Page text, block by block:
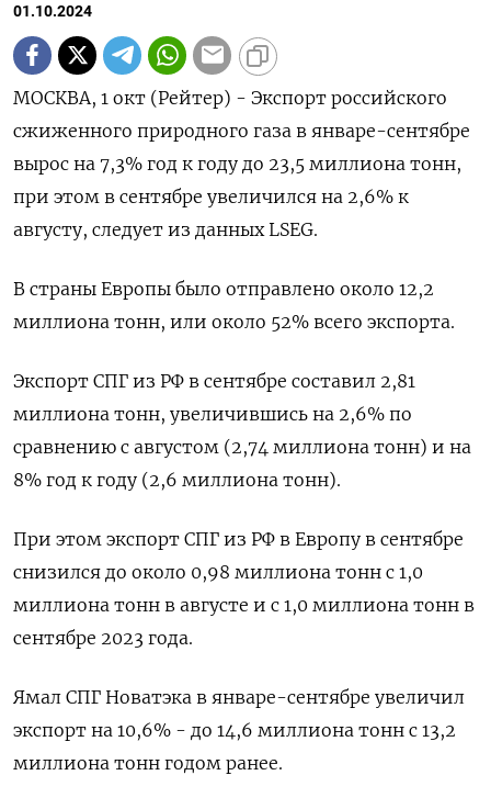
01.10.2024
МОСКВА, 1 окт (Рейтер) - Экспорт российского
сжиженного природного газа в январе-сентябре
вырос на 7,3% год к году до 23,5 миллиона тонн,
при этом в сентябре увеличился на 2,6% к
августу, следует из данных LSEG.
В страны Европы было отправлено около 12,2
миллиона тонн, или около 52% всего экспорта.
Экспорт СПГ из РФ в сентябре составил 2,81
миллиона тонн, увеличившись на 2,6% по
сравнению с августом (2,74 миллиона тонн) и на
8% год к году (2,6 миллиона тонн).
При этом экспорт СПГ из РФ в Европу в сентябре
снизился до около 0,98 миллиона тонн с 1,0
миллиона тонн в августе и с 1,0 миллиона тонн в
сентябре 2023 года.
Ямал СПГ Новатэка в январе-сентябре увеличил
экспорт на 10,6% - до 14,6 миллиона тонн с 13,2
миллиона тонн годом ранее.